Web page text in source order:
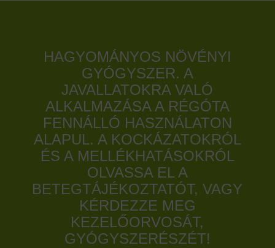
HAGYOMÁNYOS NÖVÉNYI
GYÓGYSZER. A
JAVALLATOKRA VALÓ
ALKALMAZÁSA A RÉGÓTA
FENNÁLLÓ HASZNÁLATON
ALAPUL. A KOCKÁZATOKRÓL
ÉS A MELLÉKHATÁSOKRÓL
OLVASSA EL A
BETEGTÁJÉKOZTATÓT, VAGY
KÉRDEZZE MEG
KEZELŐORVOSÁT,
GYÓGYSZERÉSZÉT!